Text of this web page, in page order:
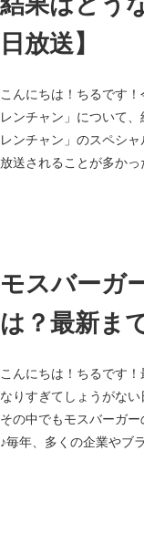
日放送】
こんにちは！ちるです
レンチャン」について
レンチャン」のスペシ
放送されることが多かっ
モスバーガ
は？最新ま
こんにちは！ちるです
なりすぎてしょうがな
その中でもモスバーガ
♪毎年、多くの企業やブ